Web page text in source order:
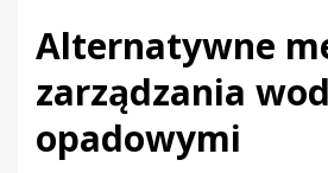
Alternatywne
zarządzania
opadowymi